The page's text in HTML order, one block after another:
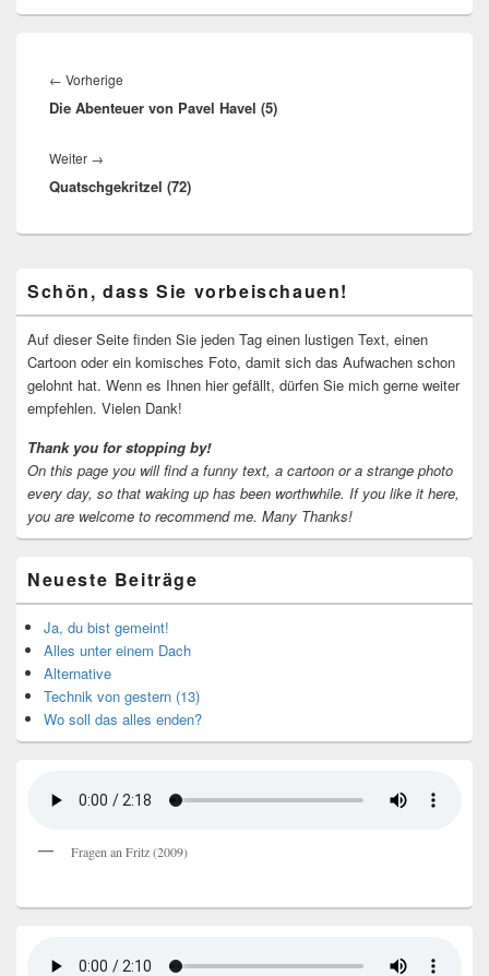
← Vorherige
Beitrag:
Die Abenteuer von Pavel Havel (5)
Weiter →
Beitrag:
Quatschgekritzel (72)
Seitenleisten-
Widgetbereich
Schön, dass Sie vorbeischauen!
Auf dieser Seite finden Sie jeden Tag einen lustigen Text, einen
Cartoon oder ein komisches Foto, damit sich das Aufwachen schon
gelohnt hat. Wenn es Ihnen hier gefällt, dürfen Sie mich gerne weiter
empfehlen. Vielen Dank!
Thank you for stopping by!
On this page you will find a funny text, a cartoon or a strange photo
every day, so that waking up has been worthwhile. If you like it here,
you are welcome to recommend me. Many Thanks!
Neueste Beiträge
Ja, du bist gemeint!
Alles unter einem Dach
Alternative
Technik von gestern (13)
Wo soll das alles enden?
Fragen an Fritz (2009)